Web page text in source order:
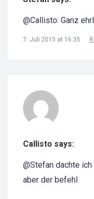
@Callisto: Ganz
7. Juli 2015 at 16:35
Callisto says:
@Stefan dachte ich
aber der befehl